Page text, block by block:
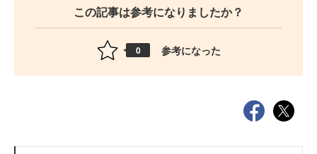
この記事は参考になりましたか？
0 参考になった